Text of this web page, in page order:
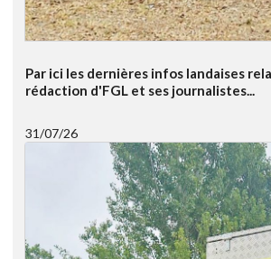
Par ici les dernières infos landaises
rédaction d'FGL et ses journalistes...
31/07/26